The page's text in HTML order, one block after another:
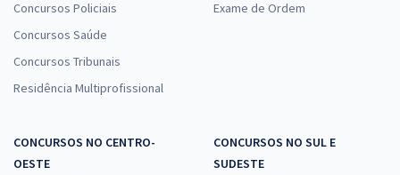
Concursos Policiais
Concursos Saúde
Concursos Tribunais
Residência Multiprofissional
Exame de Ordem
CONCURSOS NO CENTRO-
OESTE
CONCURSOS NO SUL E
SUDESTE